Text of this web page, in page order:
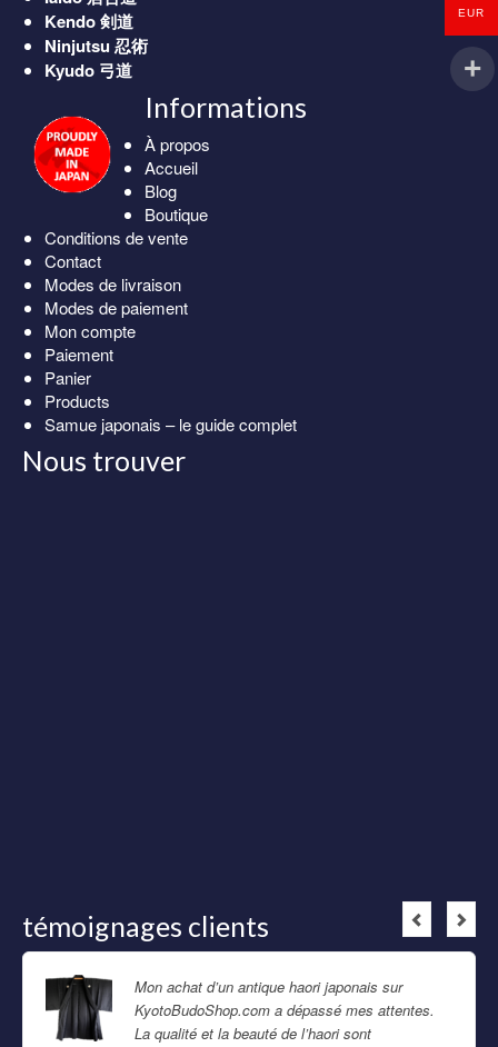
Kendo剣道
Ninjutsu忍術
Kyudo 弓道
Informations
À propos
Accueil
Blog
Boutique
Conditions de vente
Contact
Modes de livraison
Modes de paiement
Mon compte
Paiement
Panier
Products
Samue japonais – le guide complet
Nous trouver
témoignages clients
Mon achat d’un antique haori japonais sur
KyotoBudoShop.com a dépassé mes attentes.
La qualité et la beauté de l’haori sont
EUR